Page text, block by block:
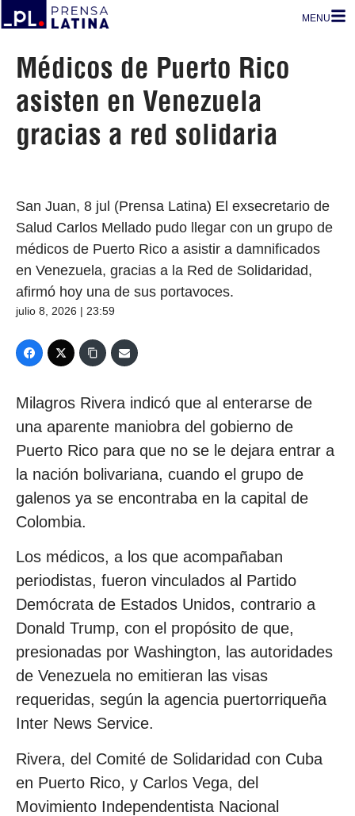
MENU
Médicos de Puerto Rico
asisten en Venezuela
gracias a red solidaria
San Juan, 8 jul (Prensa Latina) El exsecretario de
Salud Carlos Mellado pudo llegar con un grupo de
médicos de Puerto Rico a asistir a damnificados
en Venezuela, gracias a la Red de Solidaridad,
afirmó hoy una de sus portavoces.
julio 8, 2026 | 23:59
Milagros Rivera indicó que al enterarse de
una aparente maniobra del gobierno de
Puerto Rico para que no se le dejara entrar a
la nación bolivariana, cuando el grupo de
galenos ya se encontraba en la capital de
Colombia.
Los médicos, a los que acompañaban
periodistas, fueron vinculados al Partido
Demócrata de Estados Unidos, contrario a
Donald Trump, con el propósito de que,
presionadas por Washington, las autoridades
de Venezuela no emitieran las visas
requeridas, según la agencia puertorriqueña
Inter News Service.
Rivera, del Comité de Solidaridad con Cuba
en Puerto Rico, y Carlos Vega, del
Movimiento Independentista Nacional